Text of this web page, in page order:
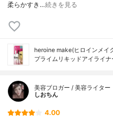
柔らかすき…続きを見る
heroine make(ヒロインメイ
プライムリキッドアイライ
美容ブロガー / 美容ライター
しおちん
4.00